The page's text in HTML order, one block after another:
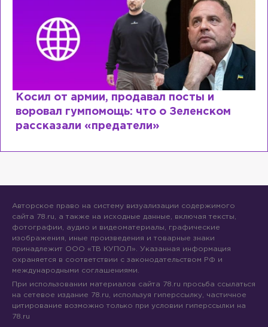
и
Рыдает из-за мужа, но опять
Лазаревым: как Лера
сходит с ума
Авторское право на систему визуализации содержимого
сайта 78.ru, а также на исходные данные, включая тексты,
фотографии, аудио и видеоматериалы, графические
изображения, иные произведения и товарные знаки
принадлежит ООО «ТВ КУПОЛ». Указанная информация
охраняется в соответствии с законодательством РФ и
международными соглашениями.
При использовании материалов сайта 78.ru просьба ссылаться
на сетевое издание 78.ru, используя гиперссылку, частичное
цитирование возможно только при условии гиперссылки на
78.ru